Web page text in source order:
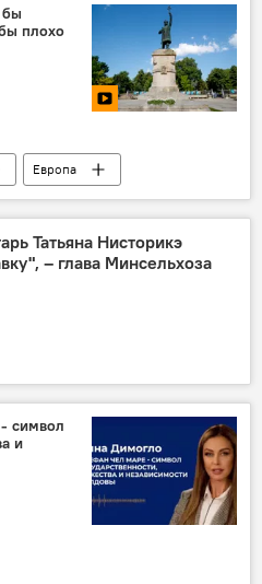
бы
плохо
Европа
Татьяна Нисторикэ
– глава Минсельхоза
символ
и